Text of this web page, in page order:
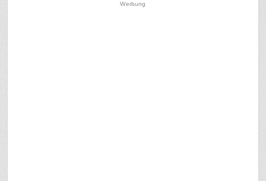
Werbung